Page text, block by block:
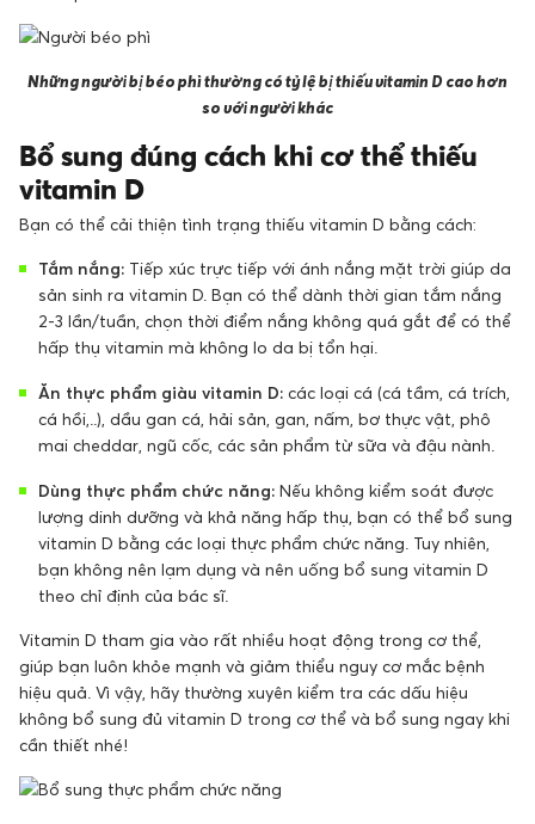
Những người bị béo phì thường có tỷ lệ bị thiếu vitamin D cao hơn
so với người khác
Bổ sung đúng cách khi cơ thể thiếu
vitamin D
Bạn có thể cải thiện tình trạng thiếu vitamin D bằng cách:
Tắm nắng: Tiếp xúc trực tiếp với ánh nắng mặt trời giúp da
sản sinh ra vitamin D. Bạn có thể dành thời gian tắm nắng
2-3 lần/tuần, chọn thời điểm nắng không quá gắt để có thể
hấp thụ vitamin mà không lo da bị tổn hại.
Ăn thực phẩm giàu vitamin D: các loại cá (cá tầm, cá trích,
cá hồi,..), dầu gan cá, hải sản, gan, nấm, bơ thực vật, phô
mai cheddar, ngũ cốc, các sản phẩm từ sữa và đậu nành.
Dùng thực phẩm chức năng: Nếu không kiểm soát được
lượng dinh dưỡng và khả năng hấp thụ, bạn có thể bổ sung
vitamin D bằng các loại thực phẩm chức năng. Tuy nhiên,
bạn không nên lạm dụng và nên uống bổ sung vitamin D
theo chỉ định của bác sĩ.
Vitamin D tham gia vào rất nhiều hoạt động trong cơ thể,
giúp bạn luôn khỏe mạnh và giảm thiểu nguy cơ mắc bệnh
hiệu quả. Vì vậy, hãy thường xuyên kiểm tra các dấu hiệu
không bổ sung đủ vitamin D trong cơ thể và bổ sung ngay khi
cần thiết nhé!